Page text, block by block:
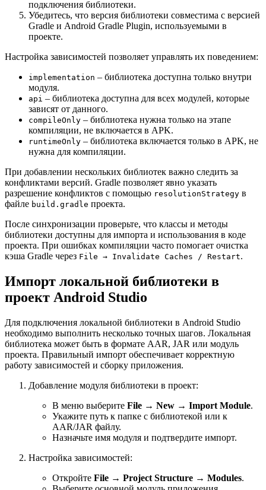
подключения библиотеки.
Убедитесь, что версия библиотеки совместима с версией
Gradle и Android Gradle Plugin, используемыми в
проекте.
Настройка зависимостей позволяет управлять их поведением:
implementation – библиотека доступна только внутри
модуля.
api – библиотека доступна для всех модулей, которые
зависят от данного.
compileOnly – библиотека нужна только на этапе
компиляции, не включается в APK.
runtimeOnly – библиотека включается только в APK, не
нужна для компиляции.
При добавлении нескольких библиотек важно следить за
конфликтами версий. Gradle позволяет явно указать
разрешение конфликтов с помощью resolutionStrategy в
файле build.gradle проекта.
После синхронизации проверьте, что классы и методы
библиотеки доступны для импорта и использования в коде
проекта. При ошибках компиляции часто помогает очистка
кэша Gradle через File → Invalidate Caches / Restart.
Импорт локальной библиотеки в
проект Android Studio
Для подключения локальной библиотеки в Android Studio
необходимо выполнить несколько точных шагов. Локальная
библиотека может быть в формате AAR, JAR или модуль
проекта. Правильный импорт обеспечивает корректную
работу зависимостей и сборку приложения.
Добавление модуля библиотеки в проект:
В меню выберите File → New → Import Module.
Укажите путь к папке с библиотекой или к
AAR/JAR файлу.
Назначьте имя модуля и подтвердите импорт.
Настройка зависимостей:
Откройте File → Project Structure → Modules.